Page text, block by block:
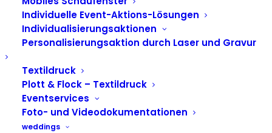
Individuelle Event-Aktions-Lösungen
Individualisierungsaktionen
Personalisierungsaktion durch Laser und Gravur
Textildruck
Plott & Flock – Textildruck
Eventservices
Foto- und Videodokumentationen
weddings